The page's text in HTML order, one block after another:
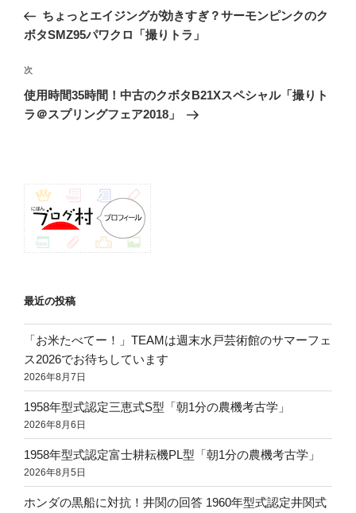
ナ
ゲ
ー
シ
の
投
ちょっとエイジングが効きすぎ？サーモンピンクのク
ボタSMZ95パワクロ「撮りトラ」
次
の
投
次
使用時間35時間！中古のクボタB21Xスペシャル「撮りト
ラ＠スプリングフェア2018」
最近の投稿
「お米たべてー！」TEAMは週末水戸芸術館のサマーフェ
ス2026でお待ちしています
2026年8月7日
1958年型式認定三恵式S型「朝1分の農機考古学」
2026年8月6日
1958年型式認定富士耕耘機PL型「朝1分の農機考古学」
2026年8月5日
ホンダの黒船に対抗！井関の回答 1960年型式認定井関式